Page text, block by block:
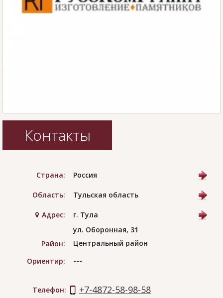
Контакты
Страна: Россия
Область: Тульская область
Адрес:
г. Тула
ул. Оборонная, 31
Район:
Центральный район
Ориентир:
---
Телефон: +7-4872-58-98-58